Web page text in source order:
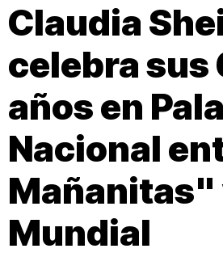
Claudia
celebra sus
años en
Nacional
Mañanitas"
Mundial